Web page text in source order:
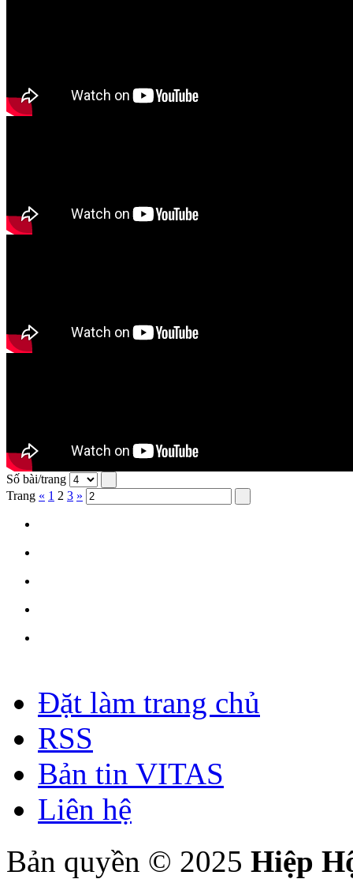
Số bài/trang
Trang « 1 2 3 »
Đặt làm trang chủ
RSS
Bản tin VITAS
Liên hệ
Bản quyền © 2025 Hiệp